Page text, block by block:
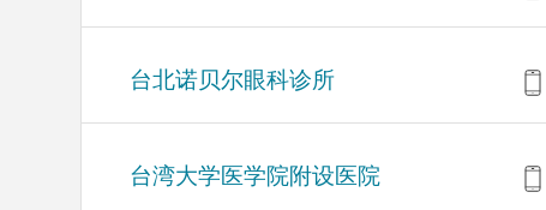
台北诺贝尔眼科诊所
台湾大学医学院附设医院